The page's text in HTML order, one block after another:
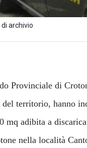
archivio
Provinciale di
territorio, hanno
mq adibita a
nella località